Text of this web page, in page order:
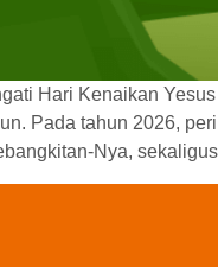
Hari Kenaikan
Pada tahun 2026,
Nya,